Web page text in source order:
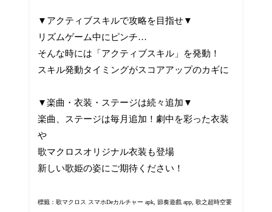
▼アクティブスキルで攻略を目指せ▼
リズムゲーム中にピンチ…
そんな時には「アクティブスキル」を発動！
スキル発動タイミングがスコアアップのカギに
▼楽曲・衣装・ステージは続々追加▼
楽曲、ステージは毎月追加！劇中を彩った衣装
や
歌マクロスオリジナル衣装も登場
新しい歌姫の姿にご期待ください！
標籤：歌マクロス スマホDeカルチャー apk, 節奏遊戲 app, 歌之超時空要